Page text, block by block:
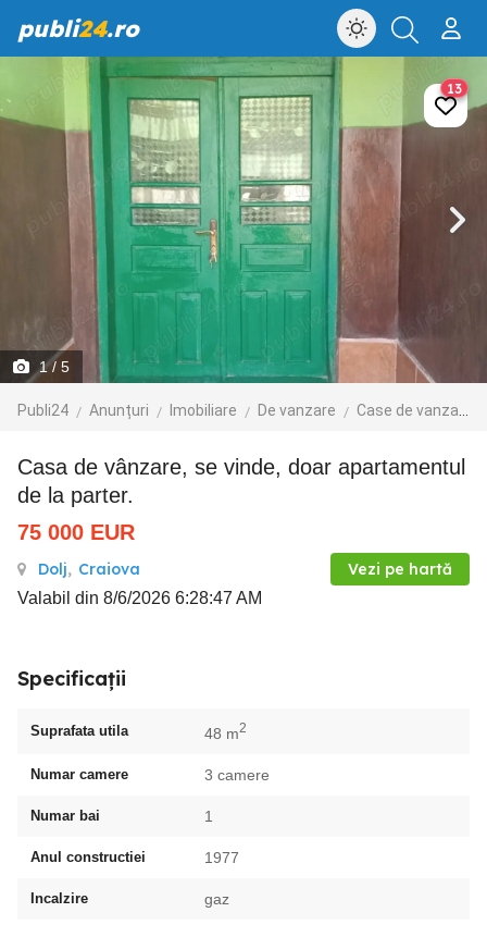
publi24.ro
1/ 5
Publi24 Anunțuri Imobiliare De vanzare Case de vanzare
13
Casa de vânzare, se vinde, doar apartamentul
de la parter.
75 000 EUR
Dolj, Craiova Vezi pe hartă
Valabil din 8/6/2026 6:28:47 AM
Specificații
Suprafata utila 48 m2
Numar camere 3 camere
Numar bai 1
Anul constructiei 1977
Incalzire gaz